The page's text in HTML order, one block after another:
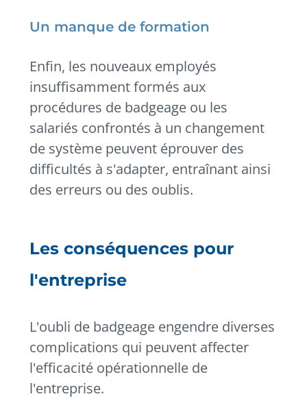
Un manque de formation
Enfin, les nouveaux employés
insuffisamment formés aux
procédures de badgeage ou les
salariés confrontés à un changement
de système peuvent éprouver des
difficultés à s'adapter, entraînant ainsi
des erreurs ou des oublis.
Les conséquences pour
l'entreprise
L'oubli de badgeage engendre diverses
complications qui peuvent affecter
l'efficacité opérationnelle de
l'entreprise.